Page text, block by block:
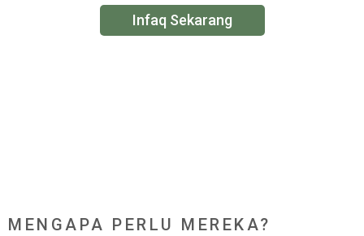
Infaq Sekarang
MENGAPA PERLU MEREKA?